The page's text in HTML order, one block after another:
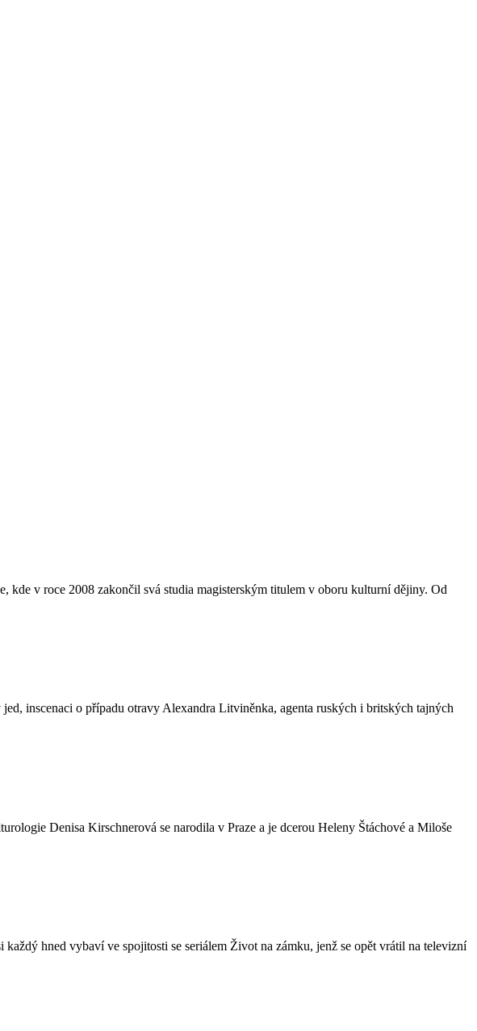
v roce 2008 zakončil svá studia magisterským titulem v oboru kulturní dějiny. Od
inscenaci o případu otravy Alexandra Litviněnka, agenta ruských i britských tajných
Denisa Kirschnerová se narodila v Praze a je dcerou Heleny Štáchové a Miloše
hned vybaví ve spojitosti se seriálem Život na zámku, jenž se opět vrátil na televizní